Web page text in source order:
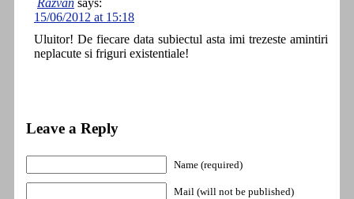
15/06/2012 at 15:18
Uluitor! De fiecare data subiectul asta imi trezeste amintiri
neplacute si friguri existentiale!
Leave a Reply
Name (required)
Mail (will not be published)